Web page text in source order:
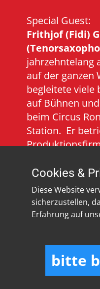
Special Guest:
Frithjof (Fidi)
jahrzehntelang
auf der ganzen
begleitete viele
auf Bühnen
beim Circus
Station. Er
2017 den
im Leo 2000 in
war.
Cookies &
Diese Website
sicherzustellen,
Erfahrung auf
bitte